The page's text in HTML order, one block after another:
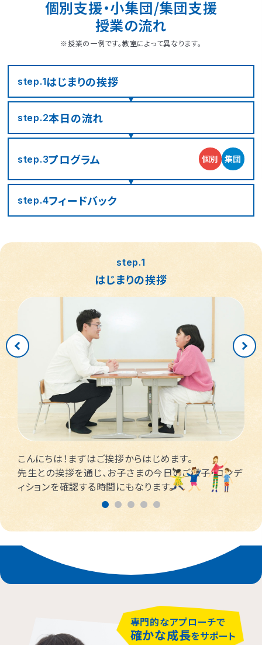
個別支援・小集団/集団支援
授業の流れ
※授業の一例です。教室によって異なります。
step.1はじまりの挨拶
step.2本日の流れ
step.3プログラム 個別 集団
step.4フィードバック
step.1
はじまりの挨拶
こんにちは！まずはご挨拶からはじめます。
先生との挨拶を通じ、お子さまの今日のご様子・コンデ
ィションを確認する時間にもなります。
専門的なアプローチで
確かな成長をサポート